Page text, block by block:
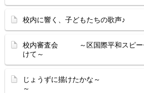
校内に響く、子どもたちの歌声♪
校内審査会 ～区国際平和スピー
けて～
じょうずに描けたかな～
～